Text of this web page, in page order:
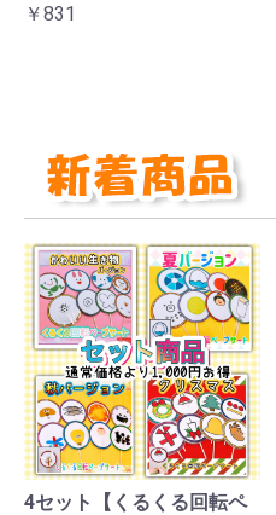
￥831
4セット【くるくる回転ペ